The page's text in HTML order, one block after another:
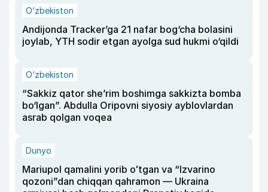
O‘zbekiston
Andijonda Tracker’ga 21 nafar bog‘cha bolasini
joylab, YTH sodir etgan ayolga sud hukmi o‘qildi
O‘zbekiston
“Sakkiz qator she’rim boshimga sakkizta bomba
bo‘lgan”. Abdulla Oripovni siyosiy ayblovlardan
asrab qolgan voqea
Dunyo
Mariupol qamalini yorib oʻtgan va “Izvarino
qozoni”dan chiqqan qahramon — Ukraina